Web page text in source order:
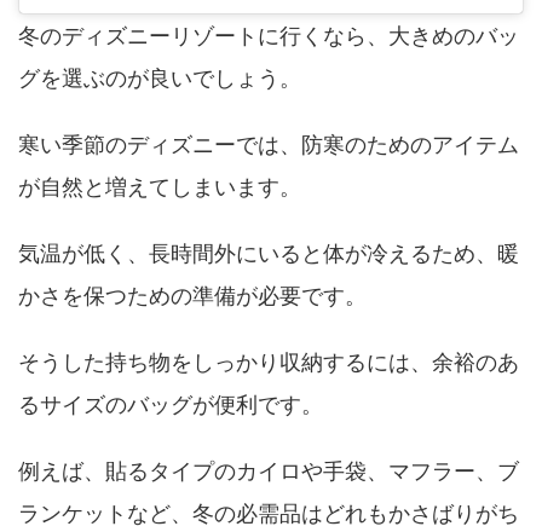
冬のディズニーリゾートに行くなら、大きめのバッ
グを選ぶのが良いでしょう。
寒い季節のディズニーでは、防寒のためのアイテム
が自然と増えてしまいます。
気温が低く、長時間外にいると体が冷えるため、暖
かさを保つための準備が必要です。
そうした持ち物をしっかり収納するには、余裕のあ
るサイズのバッグが便利です。
例えば、貼るタイプのカイロや手袋、マフラー、ブ
ランケットなど、冬の必需品はどれもかさばりがち